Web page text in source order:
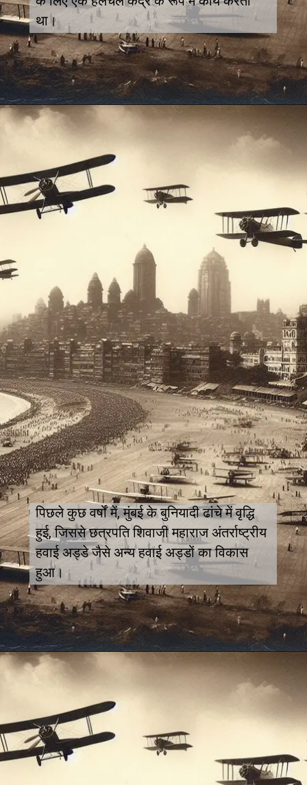
था।
पिछले कुछ वर्षों में, मुंबई के बुनियादी ढांचे में वृद्धि
हुई, जिससे छत्रपति शिवाजी महाराज अंतर्राष्ट्रीय
हवाई अड्डे जैसे अन्य हवाई अड्डों का विकास
हुआ।